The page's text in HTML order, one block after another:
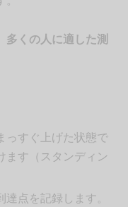
多くの人に適した測
っすぐ上げた状態で
ます（スタンディン
点を記録します。